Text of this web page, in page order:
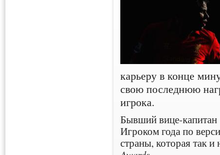
карьеру в конце
свою последнюю
игрока.
Бывший вице-
Игроком года по
страны, которая так и